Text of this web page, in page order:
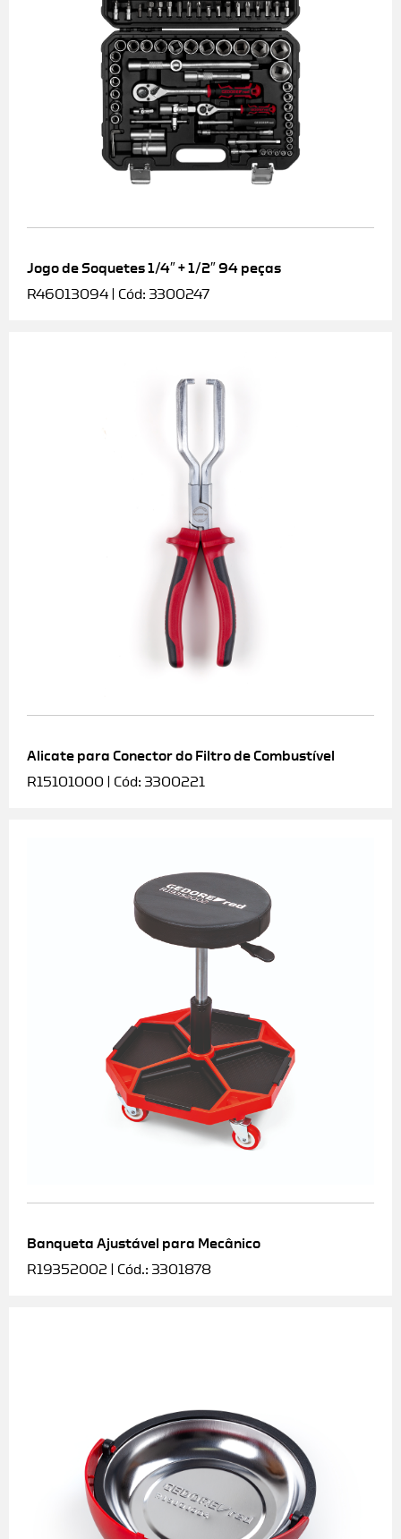
Jogo de Soquetes 1/4″ + 1/2″ 94 peças
R46013094 | Cód: 3300247
Alicate para Conector do Filtro de Combustível
R15101000 | Cód: 3300221
Banqueta Ajustável para Mecânico
R19352002 | Cód.: 3301878